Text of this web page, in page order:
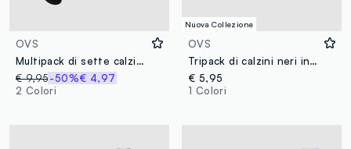
OVS
Multipack di sette calzini fantasmini a righe multicolor in misto cotone
€ 9,95-50%€ 4,97
2 Colori
Nuova Collezione
OVS
Tripack di calzini neri in cotone organico
€ 5,95
1 Colori